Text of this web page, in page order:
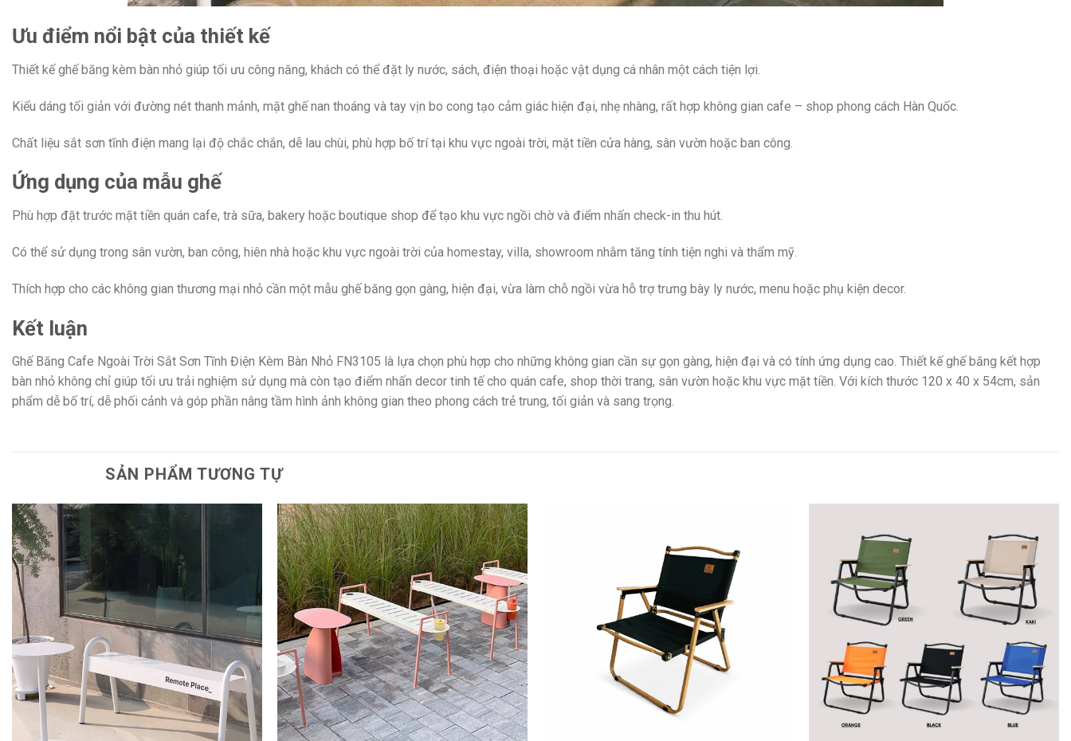
Ưu điểm nổi bật của thiết kế
Thiết kế ghế băng kèm bàn nhỏ giúp tối ưu công năng, khách có thể đặt ly nước, sách, điện thoại hoặc vật dụng cá nhân một cách tiện lợi.
Kiểu dáng tối giản với đường nét thanh mảnh, mặt ghế nan thoáng và tay vịn bo cong tạo cảm giác hiện đại, nhẹ nhàng, rất hợp không gian cafe – shop phong cách Hàn Quốc.
Chất liệu sắt sơn tĩnh điện mang lại độ chắc chắn, dễ lau chùi, phù hợp bố trí tại khu vực ngoài trời, mặt tiền cửa hàng, sân vườn hoặc ban công.
Ứng dụng của mẫu ghế
Phù hợp đặt trước mặt tiền quán cafe, trà sữa, bakery hoặc boutique shop để tạo khu vực ngồi chờ và điểm nhấn check-in thu hút.
Có thể sử dụng trong sân vườn, ban công, hiên nhà hoặc khu vực ngoài trời của homestay, villa, showroom nhằm tăng tính tiện nghi và thẩm mỹ.
Thích hợp cho các không gian thương mại nhỏ cần một mẫu ghế băng gọn gàng, hiện đại, vừa làm chỗ ngồi vừa hỗ trợ trưng bày ly nước, menu hoặc phụ kiện decor.
Kết luận
Ghế Băng Cafe Ngoài Trời Sắt Sơn Tĩnh Điện Kèm Bàn Nhỏ FN3105 là lựa chọn phù hợp cho những không gian cần sự gọn gàng, hiện đại và có tính ứng dụng cao. Thiết kế ghế băng kết hợp
bàn nhỏ không chỉ giúp tối ưu trải nghiệm sử dụng mà còn tạo điểm nhấn decor tinh tế cho quán cafe, shop thời trang, sân vườn hoặc khu vực mặt tiền. Với kích thước 120 x 40 x 54cm, sản
phẩm dễ bố trí, dễ phối cảnh và góp phần nâng tầm hình ảnh không gian theo phong cách trẻ trung, tối giản và sang trọng.
SẢN PHẨM TƯƠNG TỰ